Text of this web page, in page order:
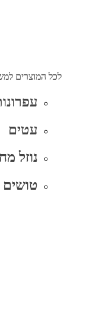
לכל המוצרים
עטים
נוזל
טושים